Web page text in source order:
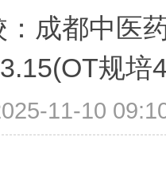
成都中医
规培
11-10